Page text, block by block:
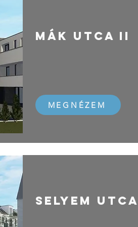
MÁK UTCA II
MEGNÉZEM
Selyem utca